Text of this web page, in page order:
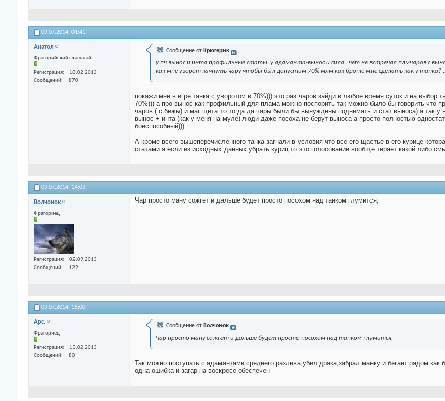
09.07.2014, 01:41
Анатол
Фрагорийский глашатай
Регистрация
18.02.2013
Сообщений
870
Сообщение от Крюгерик
у пч вынос и инта профильные статы..у адаманта-вынос и сила.. чет не встречал плмчаров с
как мне уворот качнуть чару чтобы был допустим 70% млм как броню мне сделать как у танка?
покажи мне в игре танка с уворотом в 70%))) это раз чаров зайди в любое время суток и на выбор
70%))) а про вынос как профильный для плама можно поспорить так можно было бы говорить что
чаров ( с бижы) и маг щита то тогда да чары были бы вынуждены поднимать и стат выноса) а так у
вынос + инта (как у меня на муле) люди даже посоха не берут выноса а просто полностью
боеспособный)))
А кроме всего вышеперечисленного танка загнали в условия что все его щастье в его курице
статами а если из исходных данных убрать куриц то это голосование вообще теряет какой либо
09.07.2014, 14:03
Волчонок
Фрагориец
Регистрация
02.09.2013
Сообщений
122
Чар просто ману сожгет и дальше будет просто посохом над танком глумится,
09.07.2014, 15:00
Арс.
Фрагориец
Регистрация
13.02.2013
Сообщений
80
Сообщение от Волчонок
Чар просто ману сожгет и дальше будет просто посохом над танком глумится,
Так можно поступать с адамантами среднего разлива,убил драка,забрал манку и бегает рядом
одна ошибка и загар на воскресе обеспечен